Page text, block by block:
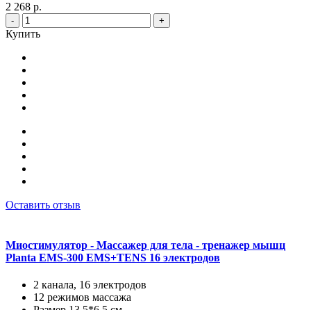
2 268 р.
- +
Купить
Оставить отзыв
Миостимулятор - Массажер для тела - тренажер мышц
Planta EMS-300 EMS+TENS 16 электродов
2 канала, 16 электродов
12 режимов массажа